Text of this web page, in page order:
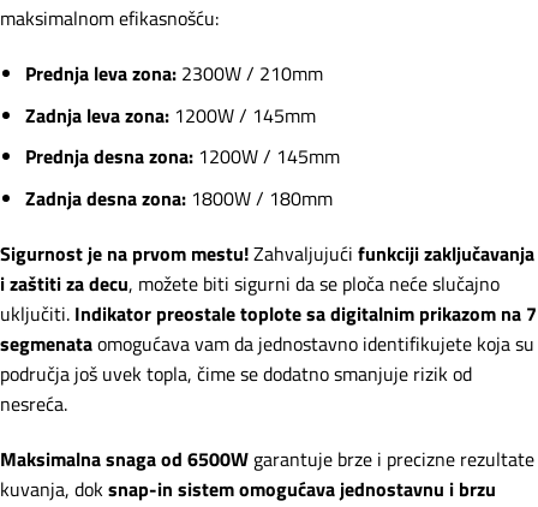
maksimalnom efikasnošću:
Prednja leva zona:2300W / 210mm
Zadnja leva zona:1200W / 145mm
Prednja desna zona:1200W / 145mm
Zadnja desna zona:1800W / 180mm
Sigurnost je na prvom mestu!Zahvaljujući funkciji zaključavanja
i zaštiti za decu, možete biti sigurni da se ploča neće slučajno
uključiti. Indikator preostale toplote sa digitalnim prikazom na 7
segmenataomogućava vam da jednostavno identifikujete koja su
područja još uvek topla, čime se dodatno smanjuje rizik od
nesreća.
Maksimalna snaga od 6500W garantuje brze i precizne rezultate
kuvanja, doksnap-in sistem omogućava jednostavnu i brzu